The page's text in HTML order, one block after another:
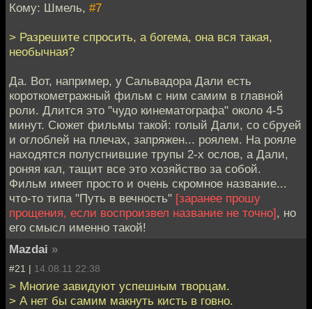
Кому: Шмель, #7
> Разрешите спросить, а богема, она вся такая,
необычная?
Да. Вот, например, у Сальвадора Дали есть
короткометражный фильм с ним самим в главной
роли. Длится это "чудо кинематографа" около 4-5
минут. Сюжет фильмы такой: голый Дали, со сбруей
и оглоблей на плечах, запряжен... роялем. На рояле
находятся полусгнившие трупы 2-х ослов, а Дали,
роняя кал, тащит все это хозяйство за собой.
Фильм имеет просто и очень скромное название...
что-то типа "Путь в вечность" [заранее прошу
прощения, если воспроизвел название не точно], но
его смысл именно такой!
Mazdai »
#21 | 14.08.11 22:38
> Многие завидуют успешным творцам.
> А нет бы самим макнуть кисть в говно.